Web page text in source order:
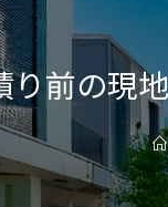
り前の現